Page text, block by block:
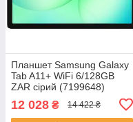
Планшет Samsung Galaxy
Tab A11+ WiFi 6/128GB
ZAR сірий (7199648)
12 028 ₴ 14 422 ₴